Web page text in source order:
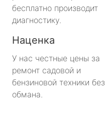
бесплатно производит
диагностику.
Наценка
У нас честные цены за
ремонт садовой и
бензиновой техники без
обмана.